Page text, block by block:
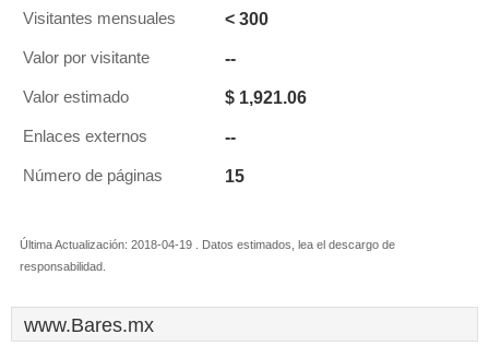
Visitantes mensuales < 300
Valor por visitante --
Valor estimado $ 1,921.06
Enlaces externos --
Número de páginas 15
Última Actualización: 2018-04-19 . Datos estimados, lea el descargo de
responsabilidad.
www.Bares.mx